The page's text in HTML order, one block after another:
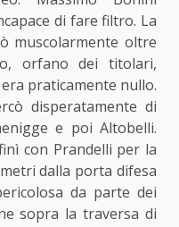
di fare filtro. La
muscolarmente oltre
orfano dei titolari,
praticamente nullo.
disperatamente di
e poi Altobelli.
con Prandelli per la
dalla porta difesa
da parte dei
sopra la traversa di